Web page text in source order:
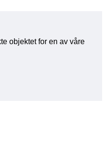
objektet for en av våre